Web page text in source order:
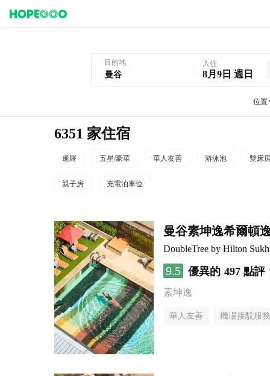
目的地 入住
8月9日 週日
位置
6351 家住宿
暹羅 五星/豪華 華人友善 游泳池 雙床
親子房 充電泊車位
曼谷素坤逸希爾頓
DoubleTree by Hilton
9.5 優異的 497 點評
素坤逸
華人友善 機場接駁服務